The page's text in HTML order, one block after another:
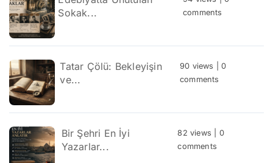
Sokak...
comments
Tatar Çölü: Bekleyişin
ve...
90 views |0
comments
Bir Şehri En İyi
Yazarlar...
82 views
0
comments